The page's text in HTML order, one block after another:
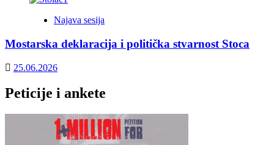
Najava sesija
Mostarska deklaracija i politička stvarnost Stoca
25.06.2026
Peticije i ankete